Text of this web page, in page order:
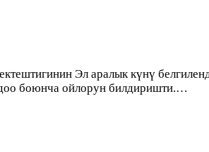
Эл аралык күнү
боюнча ойлорун билдиришти.…